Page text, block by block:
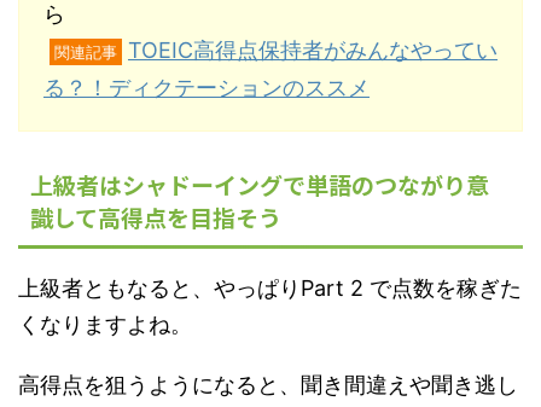
ら
関連記事 TOEIC高得点保持者がみんなやってい
る？！ディクテーションのススメ
上級者はシャドーイングで単語のつながり意
識して高得点を目指そう
上級者ともなると、やっぱりPart 2 で点数を稼ぎた
くなりますよね。
高得点を狙うようになると、聞き間違えや聞き逃し